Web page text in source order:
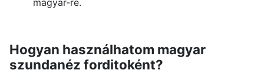
magyar-re.
Hogyan használhatom magyar
szundanéz forditoként?